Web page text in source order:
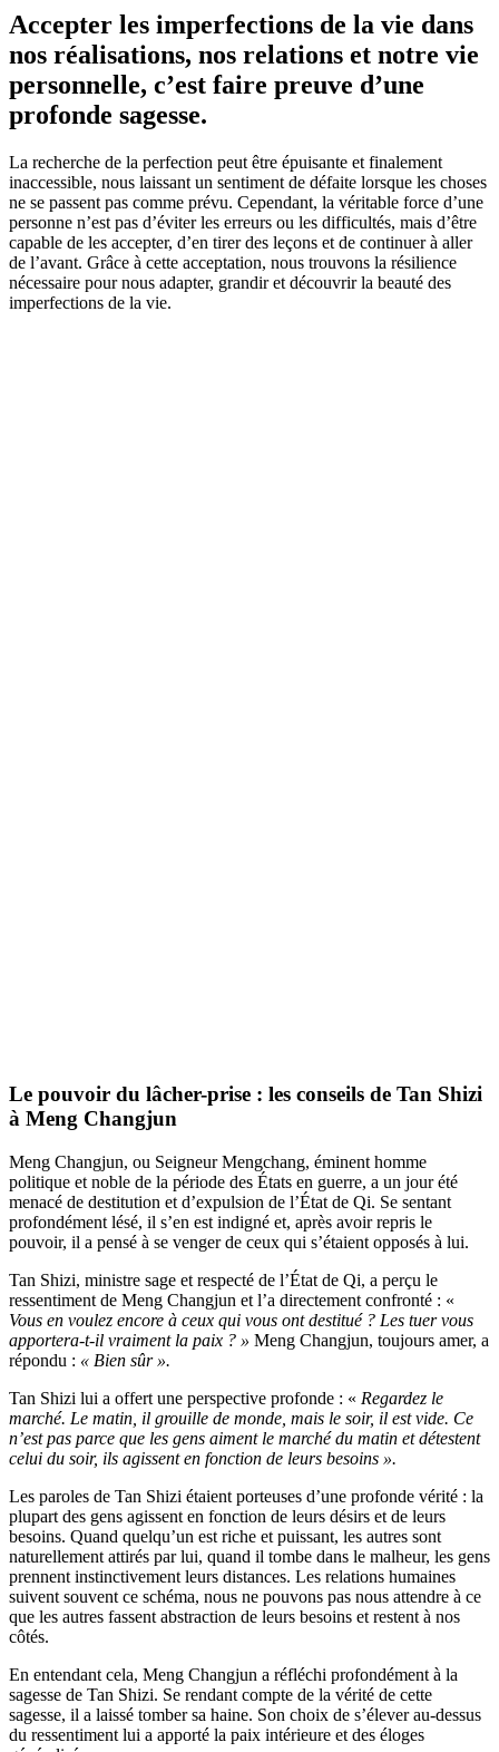
Accepter les imperfections de la vie dans
nos réalisations, nos relations et notre vie
personnelle, c’est faire preuve d’une
profonde sagesse.
La recherche de la perfection peut être épuisante et finalement
inaccessible, nous laissant un sentiment de défaite lorsque les choses
ne se passent pas comme prévu. Cependant, la véritable force d’une
personne n’est pas d’éviter les erreurs ou les difficultés, mais d’être
capable de les accepter, d’en tirer des leçons et de continuer à aller
de l’avant. Grâce à cette acceptation, nous trouvons la résilience
nécessaire pour nous adapter, grandir et découvrir la beauté des
imperfections de la vie.
Le pouvoir du lâcher-prise : les conseils de Tan Shizi
à Meng Changjun
Meng Changjun, ou Seigneur Mengchang, éminent homme
politique et noble de la période des États en guerre, a un jour été
menacé de destitution et d’expulsion de l’État de Qi. Se sentant
profondément lésé, il s’en est indigné et, après avoir repris le
pouvoir, il a pensé à se venger de ceux qui s’étaient opposés à lui.
Tan Shizi, ministre sage et respecté de l’État de Qi, a perçu le
ressentiment de Meng Changjun et l’a directement confronté : «
Vous en voulez encore à ceux qui vous ont destitué ? Les tuer vous
apportera-t-il vraiment la paix ? » Meng Changjun, toujours amer, a
répondu : « Bien sûr ».
Tan Shizi lui a offert une perspective profonde : « Regardez le
marché. Le matin, il grouille de monde, mais le soir, il est vide. Ce
n’est pas parce que les gens aiment le marché du matin et détestent
celui du soir, ils agissent en fonction de leurs besoins ».
Les paroles de Tan Shizi étaient porteuses d’une profonde vérité : la
plupart des gens agissent en fonction de leurs désirs et de leurs
besoins. Quand quelqu’un est riche et puissant, les autres sont
naturellement attirés par lui, quand il tombe dans le malheur, les gens
prennent instinctivement leurs distances. Les relations humaines
suivent souvent ce schéma, nous ne pouvons pas nous attendre à ce
que les autres fassent abstraction de leurs besoins et restent à nos
côtés.
En entendant cela, Meng Changjun a réfléchi profondément à la
sagesse de Tan Shizi. Se rendant compte de la vérité de cette
sagesse, il a laissé tomber sa haine. Son choix de s’élever au-dessus
du ressentiment lui a apporté la paix intérieure et des éloges